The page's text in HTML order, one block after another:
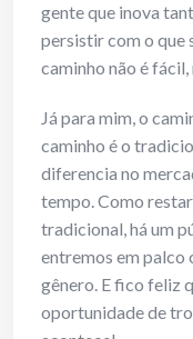
gente que inova
persistir com o que
caminho não é
Já para mim, o
caminho é o
diferencia no
tempo. Como
tradicional, há um
entremos em palco
gênero. E fico feliz
oportunidade de